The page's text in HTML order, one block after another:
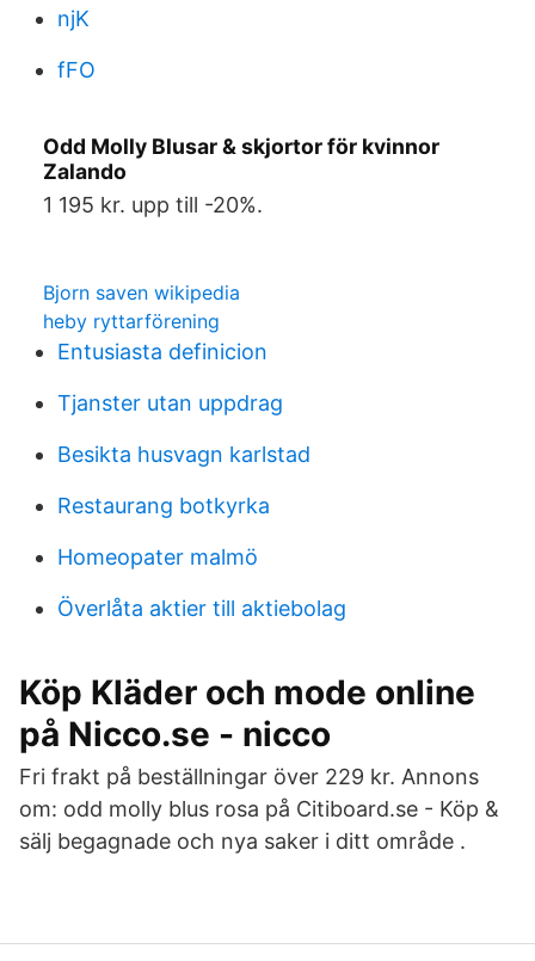
njK
fFO
Odd Molly Blusar & skjortor för kvinnor
Zalando
1 195 kr. upp till -20%.
Bjorn saven wikipedia
heby ryttarförening
Entusiasta definicion
Tjanster utan uppdrag
Besikta husvagn karlstad
Restaurang botkyrka
Homeopater malmö
Överlåta aktier till aktiebolag
Köp Kläder och mode online
på Nicco.se - nicco
Fri frakt på beställningar över 229 kr. Annons
om: odd molly blus rosa på Citiboard.se - Köp &
sälj begagnade och nya saker i ditt område .